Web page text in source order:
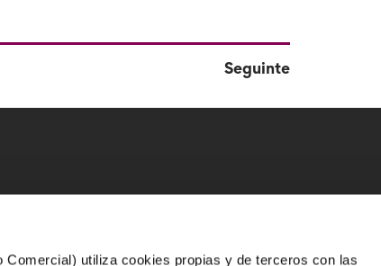
Comercial) utiliza cookies propias y de terceros con las
Seguinte